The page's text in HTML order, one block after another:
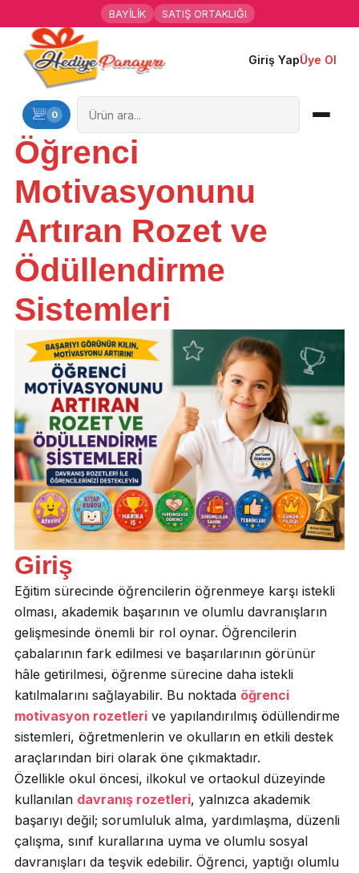
BAYİLİK SATIŞ ORTAKLIĞI
Giriş YapÜye Ol
0
Ana Sayfa
Kişiye Özel Hediyeler
Hediyen Kime
Mesleklere Özel Hediyeler
Özel Günler
Öğrenci Motivasyon Hediyeleri
Yaka Rozeti
Farklı Hediyeler
Öğrenci
Motivasyonunu
Artıran Rozet ve
Ödüllendirme
Sistemleri
Giriş
Eğitim sürecinde öğrencilerin öğrenmeye karşı istekli
olması, akademik başarının ve olumlu davranışların
gelişmesinde önemli bir rol oynar. Öğrencilerin
çabalarının fark edilmesi ve başarılarının görünür
hâle getirilmesi, öğrenme sürecine daha istekli
katılmalarını sağlayabilir. Bu noktada öğrenci
motivasyon rozetleri ve yapılandırılmış ödüllendirme
sistemleri, öğretmenlerin ve okulların en etkili destek
araçlarından biri olarak öne çıkmaktadır.
Özellikle okul öncesi, ilkokul ve ortaokul düzeyinde
kullanılan davranış rozetleri, yalnızca akademik
başarıyı değil; sorumluluk alma, yardımlaşma, düzenli
çalışma, sınıf kurallarına uyma ve olumlu sosyal
davranışları da teşvik edebilir. Öğrenci, yaptığı olumlu